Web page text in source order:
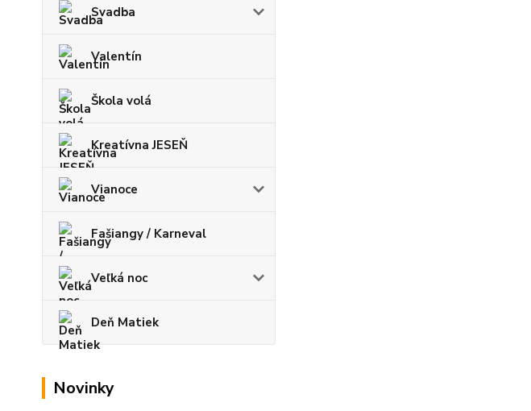
Svadba
Valentín
Škola volá
Kreatívna JESEŇ
Vianoce
Fašiangy / Karneval
Veľká noc
Deň Matiek
Novinky